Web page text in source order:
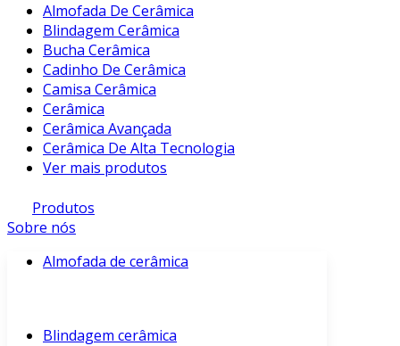
Almofada De Cerâmica
Blindagem Cerâmica
Bucha Cerâmica
Cadinho De Cerâmica
Camisa Cerâmica
Cerâmica
Cerâmica Avançada
Cerâmica De Alta Tecnologia
Ver mais produtos
Produtos
Sobre nós
Almofada de cerâmica
Blindagem cerâmica